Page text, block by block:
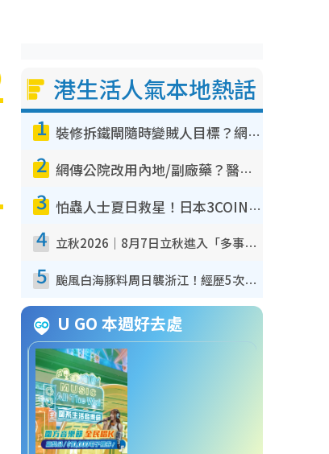
港生活人氣本地熱話
1 裝修拆鐵閘隨時變賊人目標？網民揭2大關鍵用途：裝新式等於白裝？附新舊鐵閘分別
2 網傳公院改用內地/副廠藥？醫生拆解正副廠分別 揭4類人換藥隨時出事
3 怕蟲人士夏日救星！日本3COINS爆紅驅蟲神器$45起 1招「全程免觸碰」輕鬆搞定小強
4 立秋2026｜8月7日立秋進入「多事之秋」 3件事唔做得！專家教6招開運 清枱頭／銀包納氣接好運
5 颱風白海豚料周日襲浙江！經歷5次「眼牆置換」極罕見 成登陸內地最長途颱風
U GO 本週好去處